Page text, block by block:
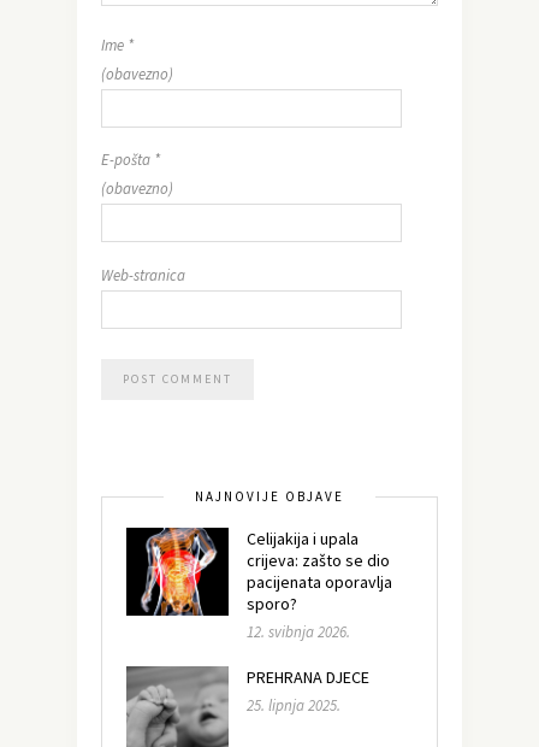
Ime *
(obavezno)
E-pošta *
(obavezno)
Web-stranica
NAJNOVIJE OBJAVE
Celijakija i upala
crijeva: zašto se dio
pacijenata oporavlja
sporo?
12. svibnja 2026.
PREHRANA DJECE
25. lipnja 2025.